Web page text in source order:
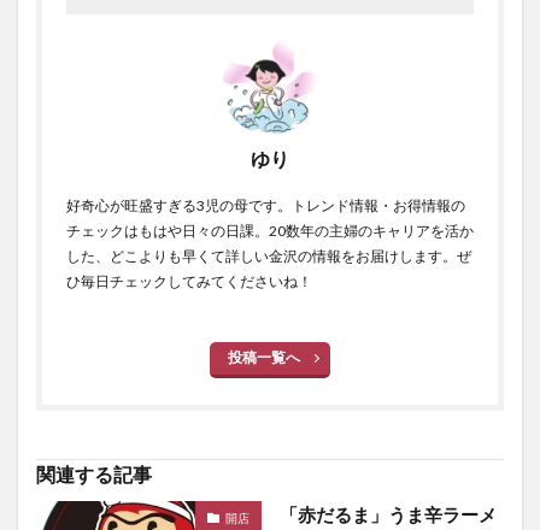
ゆり
好奇心が旺盛すぎる3児の母です。トレンド情報・お得情報の
チェックはもはや日々の日課。20数年の主婦のキャリアを活か
した、どこよりも早くて詳しい金沢の情報をお届けします。ぜ
ひ毎日チェックしてみてくださいね！
投稿一覧へ
関連する記事
開店 「赤だるま」うま辛ラーメ